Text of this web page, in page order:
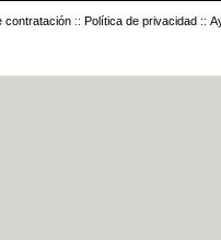
contratación :: Política de privacidad ::